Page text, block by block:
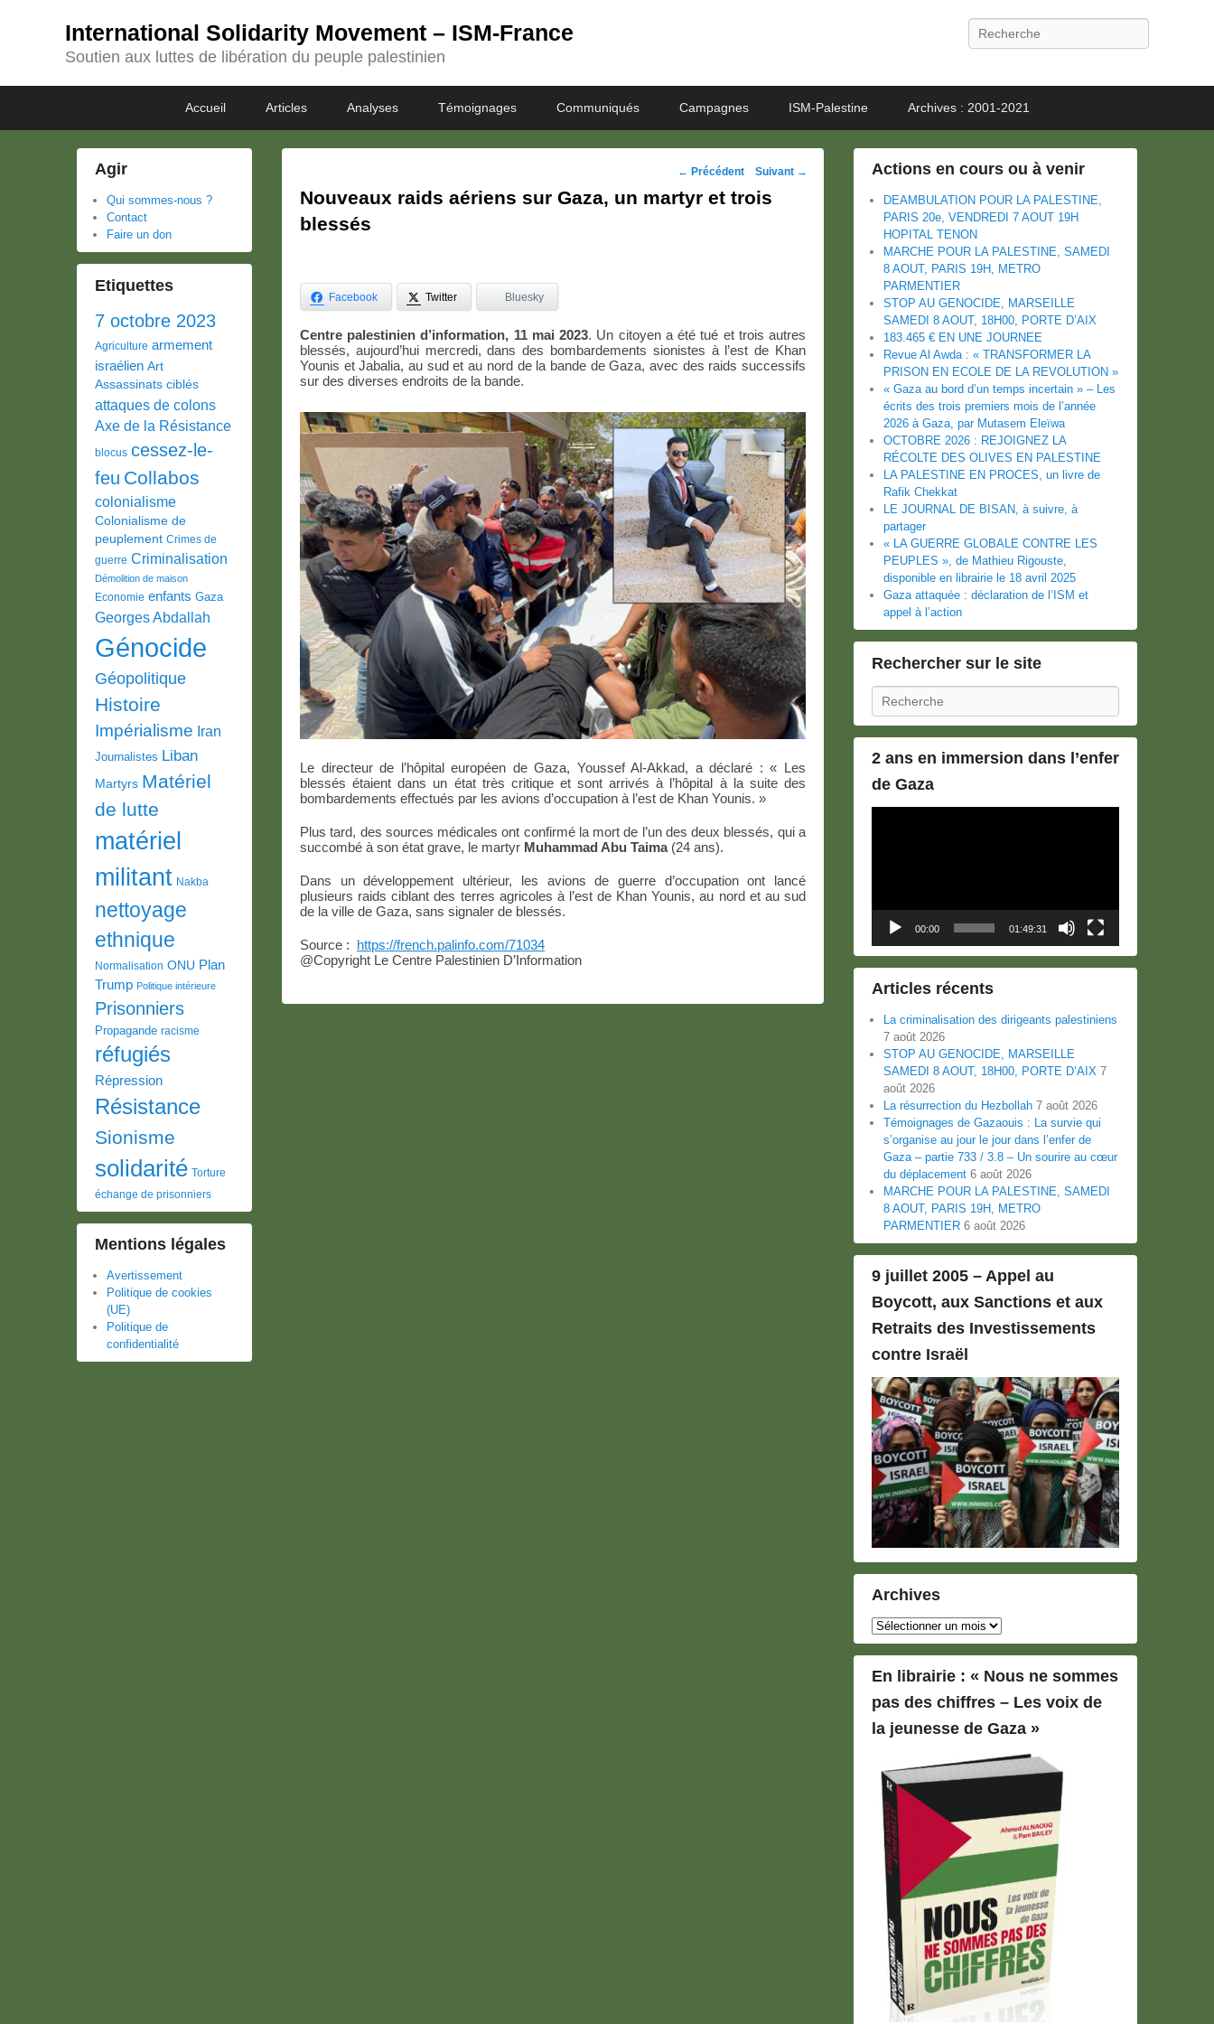
International Solidarity Movement – ISM-France
Soutien aux luttes de libération du peuple palestinien
Recherche
menu
Accueil Articles Analyses Témoignages Communiqués Campagnes ISM-Palestine Archives : 2001-2021
Navigation
des
← Précédent Suivant →
Nouveaux raids aériens sur Gaza, un martyr et trois
blessés
Facebook Twitter Bluesky
Centre palestinien d’information, 11 mai 2023. Un citoyen a été tué et trois autres
blessés, aujourd’hui mercredi, dans des bombardements sionistes à l’est de Khan
Younis et Jabalia, au sud et au nord de la bande de Gaza, avec des raids successifs
sur des diverses endroits de la bande.
Le directeur de l’hôpital européen de Gaza, Youssef Al-Akkad, a déclaré : « Les
blessés étaient dans un état très critique et sont arrivés à l’hôpital à la suite des
bombardements effectués par les avions d’occupation à l’est de Khan Younis. »
Plus tard, des sources médicales ont confirmé la mort de l’un des deux blessés, qui a
succombé à son état grave, le martyr Muhammad Abu Taima(24 ans).
Dans un développement ultérieur, les avions de guerre d’occupation ont lancé
plusieurs raids ciblant des terres agricoles à l’est de Khan Younis, au nord et au sud
de la ville de Gaza, sans signaler de blessés.
Source : https://french.palinfo.com/71034
@Copyright Le Centre Palestinien D’Information
Actions en cours ou à venir
DEAMBULATION POUR LA PALESTINE,
PARIS 20e, VENDREDI 7 AOUT 19H
HOPITAL TENON
MARCHE POUR LA PALESTINE, SAMEDI
8 AOUT, PARIS 19H, METRO
PARMENTIER
STOP AU GENOCIDE, MARSEILLE
SAMEDI 8 AOUT, 18H00, PORTE D’AIX
183.465 € EN UNE JOURNEE
Revue Al Awda : « TRANSFORMER LA
PRISON EN ECOLE DE LA REVOLUTION »
« Gaza au bord d’un temps incertain » – Les
écrits des trois premiers mois de l’année
2026 à Gaza, par Mutasem Eleïwa
OCTOBRE 2026 : REJOIGNEZ LA
RÉCOLTE DES OLIVES EN PALESTINE
LA PALESTINE EN PROCES, un livre de
Rafik Chekkat
LE JOURNAL DE BISAN, à suivre, à
partager
« LA GUERRE GLOBALE CONTRE LES
PEUPLES », de Mathieu Rigouste,
disponible en librairie le 18 avril 2025
Gaza attaquée : déclaration de l’ISM et
appel à l’action
Rechercher sur le site
Recherche
2 ans en immersion dans l’enfer
de Gaza
00:00 01:49:31
Articles récents
La criminalisation des dirigeants palestiniens
7 août 2026
STOP AU GENOCIDE, MARSEILLE
SAMEDI 8 AOUT, 18H00, PORTE D’AIX 7
août 2026
La résurrection du Hezbollah 7 août 2026
Témoignages de Gazaouis : La survie qui
s’organise au jour le jour dans l’enfer de
Gaza – partie 733 / 3.8 – Un sourire au cœur
du déplacement 6 août 2026
MARCHE POUR LA PALESTINE, SAMEDI
8 AOUT, PARIS 19H, METRO
PARMENTIER 6 août 2026
9 juillet 2005 – Appel au
Boycott, aux Sanctions et aux
Retraits des Investissements
contre Israël
Archives
Archives
En librairie : « Nous ne sommes
pas des chiffres – Les voix de
la jeunesse de Gaza »
Agir
Qui sommes-nous ?
Contact
Faire un don
Etiquettes
7 octobre 2023
Agriculture armement
israélien Art
Assassinats ciblés
attaques de colons
Axe de la Résistance
blocus cessez-le-
feu Collabos
colonialisme
Colonialisme de
peuplement Crimes de
guerre Criminalisation
Démolition de maison
Economie enfants Gaza
Georges Abdallah
Génocide
Géopolitique
Histoire
Impérialisme Iran
Journalistes Liban
Martyrs Matériel
de lutte
matériel
militant Nakba
nettoyage
ethnique
Normalisation ONU Plan
Trump Politique intérieure
Prisonniers
Propagande racisme
réfugiés
Répression
Résistance
Sionisme
solidarité Torture
échange de prisonniers
Mentions légales
Avertissement
Politique de cookies
(UE)
Politique de
confidentialité